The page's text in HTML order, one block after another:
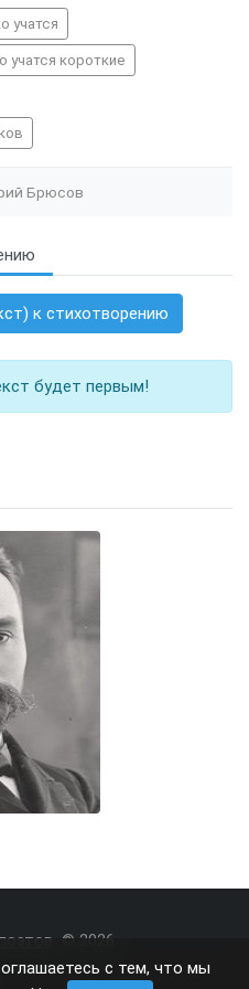
учатся
учатся короткие
Брюсов
к стихотворению
будет первым!
© 2026
с тем, что мы